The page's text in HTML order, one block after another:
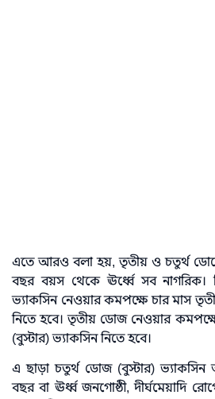
এতে আরও বলা হয়, তৃতীয় ও চতুর্থ
বছর বয়স থেকে ঊর্ধ্বে সব নাগরিক।
ভ্যাকসিন নেওয়ার কমপক্ষে চার মাস
নিতে হবে। তৃতীয় ডোজ নেওয়ার
(বুস্টার) ভ্যাকসিন নিতে হবে।
এ ছাড়া চতুর্থ ডোজ (বুস্টার) ভ্যাকসিন
বছর বা ঊর্ধ্ব জনগোষ্ঠী, দীর্ঘমেয়াদি